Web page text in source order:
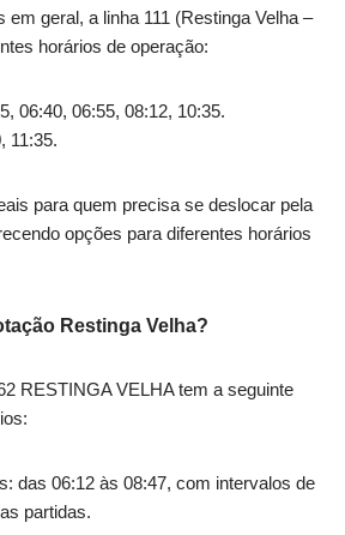
geral, a linha 111 (Restinga Velha –
horários de operação:
06:40, 06:55, 08:12, 10:35.
11:35.
para quem precisa se deslocar pela
opções para diferentes horários
Restinga Velha?
RESTINGA VELHA tem a seguinte
das 06:12 às 08:47, com intervalos de
partidas.